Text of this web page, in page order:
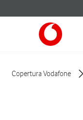
Copertura Vodafone